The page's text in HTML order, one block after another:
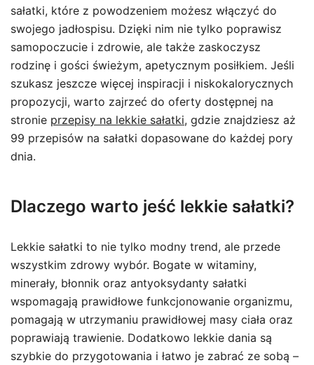
sałatki, które z powodzeniem możesz włączyć do
swojego jadłospisu. Dzięki nim nie tylko poprawisz
samopoczucie i zdrowie, ale także zaskoczysz
rodzinę i gości świeżym, apetycznym posiłkiem. Jeśli
szukasz jeszcze więcej inspiracji i niskokalorycznych
propozycji, warto zajrzeć do oferty dostępnej na
stronie przepisy na lekkie sałatki, gdzie znajdziesz aż
99 przepisów na sałatki dopasowane do każdej pory
dnia.
Dlaczego warto jeść lekkie sałatki?
Lekkie sałatki to nie tylko modny trend, ale przede
wszystkim zdrowy wybór. Bogate w witaminy,
minerały, błonnik oraz antyoksydanty sałatki
wspomagają prawidłowe funkcjonowanie organizmu,
pomagają w utrzymaniu prawidłowej masy ciała oraz
poprawiają trawienie. Dodatkowo lekkie dania są
szybkie do przygotowania i łatwo je zabrać ze sobą –